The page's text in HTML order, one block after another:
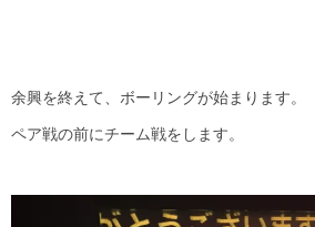
余興を終えて、ボーリングが始まります。
ペア戦の前にチーム戦をします。